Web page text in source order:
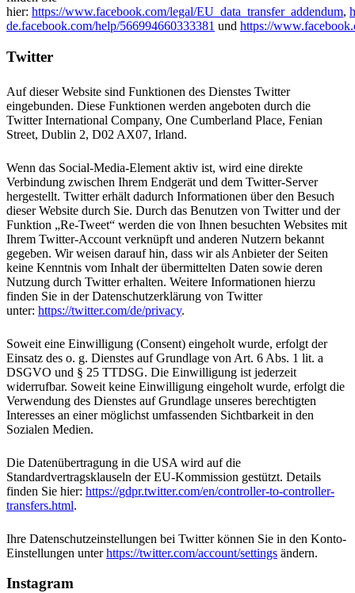
hier: https://www.facebook.com/legal/EU_data_transfer_addendum,
de.facebook.com/help/566994660333381 und https://
Twitter
Auf dieser Website sind Funktionen des Dienstes Twitter
eingebunden. Diese Funktionen werden angeboten durch die
Twitter International Company, One Cumberland Place, Fenian
Street, Dublin 2, D02 AX07, Irland.
Wenn das Social-Media-Element aktiv ist, wird eine direkte
Verbindung zwischen Ihrem Endgerät und dem Twitter-Server
hergestellt. Twitter erhält dadurch Informationen über den Besuch
dieser Website durch Sie. Durch das Benutzen von Twitter und der
Funktion „Re-Tweet“ werden die von Ihnen besuchten Websites mit
Ihrem Twitter-Account verknüpft und anderen Nutzern bekannt
gegeben. Wir weisen darauf hin, dass wir als Anbieter der Seiten
keine Kenntnis vom Inhalt der übermittelten Daten sowie deren
Nutzung durch Twitter erhalten. Weitere Informationen hierzu
finden Sie in der Datenschutzerklärung von Twitter
unter: https://twitter.com/de/privacy.
Soweit eine Einwilligung (Consent) eingeholt wurde, erfolgt der
Einsatz des o. g. Dienstes auf Grundlage von Art. 6 Abs. 1 lit. a
DSGVO und § 25 TTDSG. Die Einwilligung ist jederzeit
widerrufbar. Soweit keine Einwilligung eingeholt wurde, erfolgt die
Verwendung des Dienstes auf Grundlage unseres berechtigten
Interesses an einer möglichst umfassenden Sichtbarkeit in den
Sozialen Medien.
Die Datenübertragung in die USA wird auf die
Standardvertragsklauseln der EU-Kommission gestützt. Details
finden Sie hier: https://gdpr.twitter.com/en/controller-to-controller-
transfers.html.
Ihre Datenschutzeinstellungen bei Twitter können Sie in den Konto-
Einstellungen unterhttps://twitter.com/account/settings ändern.
Instagram